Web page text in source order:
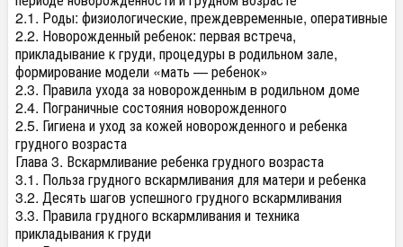
2.1. Роды: физиологические, преждевременные, оперативные
2.2. Новорожденный ребенок: первая встреча,
прикладывание к груди, процедуры в родильном зале,
формирование модели «мать — ребенок»
2.3. Правила ухода за новорожденным в родильном доме
2.4. Пограничные состояния новорожденного
2.5. Гигиена и уход за кожей новорожденного и ребенка
грудного возраста
Глава 3. Вскармливание ребенка грудного возраста
3.1. Польза грудного вскармливания для матери и ребенка
3.2. Десять шагов успешного грудного вскармливания
3.3. Правила грудного вскармливания и техника
прикладывания к груди